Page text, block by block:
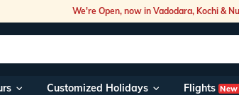
We're Open, now in Vadodara, Kochi &
Customized Holidays Flights New